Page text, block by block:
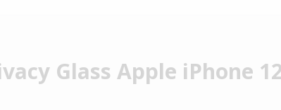
Glass Apple iPhone